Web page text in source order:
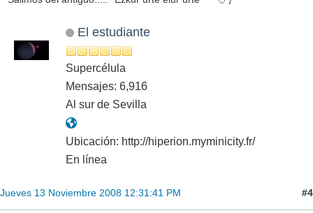
El estudiante
Supercélula
Mensajes: 6,916
Al sur de Sevilla
Ubicación: http://hiperion.myminicity.fr/
En línea
Jueves 13 Noviembre 2008 12:31:41 PM #4